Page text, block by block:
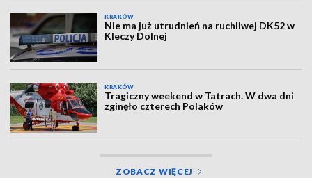
KRAKÓW
Nie ma już utrudnień na ruchliwej DK52 w
Kleczy Dolnej
KRAKÓW
Tragiczny weekend w Tatrach. W dwa dni
zginęło czterech Polaków
ZOBACZ WIĘCEJ